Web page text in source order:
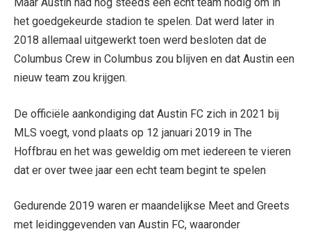
het goedgekeurde stadion te spelen. Dat werd later in
2018 allemaal uitgewerkt toen werd besloten dat de
Columbus Crew in Columbus zou blijven en dat Austin een
nieuw team zou krijgen.
De officiële aankondiging dat Austin FC zich in 2021 bij
MLS voegt, vond plaats op 12 januari 2019 in The
Hoffbrau en het was geweldig om met iedereen te vieren
dat er over twee jaar een echt team begint te spelen
Gedurende 2019 waren er maandelijkse Meet and Greets
met leidinggevenden van Austin FC, waaronder